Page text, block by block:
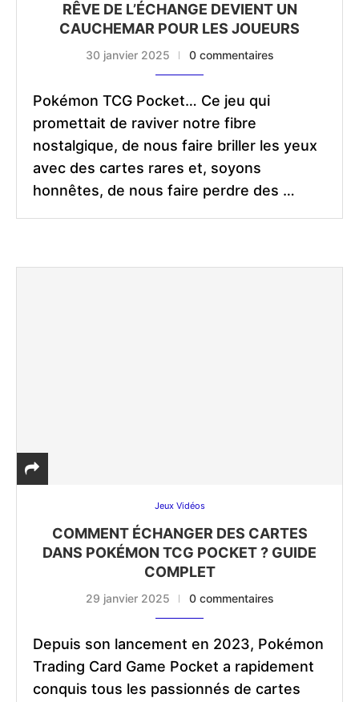
RÊVE DE L’ÉCHANGE DEVIENT UN
CAUCHEMAR POUR LES JOUEURS
30 janvier 2025 0 commentaires
Pokémon TCG Pocket… Ce jeu qui
promettait de raviver notre fibre
nostalgique, de nous faire briller les yeux
avec des cartes rares et, soyons
honnêtes, de nous faire perdre des …
Jeux Vidéos
COMMENT ÉCHANGER DES CARTES
DANS POKÉMON TCG POCKET ? GUIDE
COMPLET
29 janvier 2025 0 commentaires
Depuis son lancement en 2023, Pokémon
Trading Card Game Pocket a rapidement
conquis tous les passionnés de cartes